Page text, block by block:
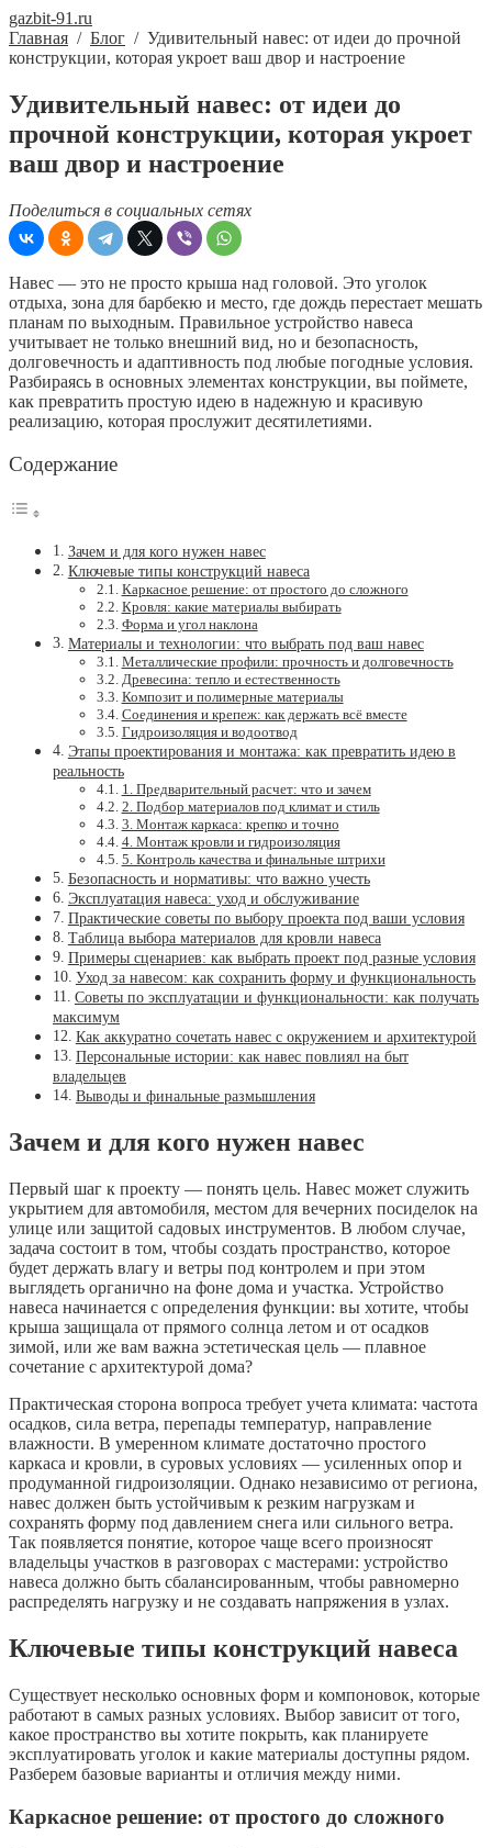
gazbit-91.ru
Главная / Блог / Удивительный навес: от идеи до прочной
конструкции, которая укроет ваш двор и настроение
Удивительный навес: от идеи до
прочной конструкции, которая укроет
ваш двор и настроение
Поделиться в социальных сетях
Навес — это не просто крыша над головой. Это уголок
отдыха, зона для барбекю и место, где дождь перестает мешать
планам по выходным. Правильное устройство навеса
учитывает не только внешний вид, но и безопасность,
долговечность и адаптивность под любые погодные условия.
Разбираясь в основных элементах конструкции, вы поймете,
как превратить простую идею в надежную и красивую
реализацию, которая прослужит десятилетиями.
Содержание
Зачем и для кого нужен навес
Ключевые типы конструкций навеса
Каркасное решение: от простого до сложного
Кровля: какие материалы выбирать
Форма и угол наклона
Материалы и технологии: что выбрать под ваш навес
Металлические профили: прочность и долговечность
Древесина: тепло и естественность
Композит и полимерные материалы
Соединения и крепеж: как держать всё вместе
Гидроизоляция и водоотвод
Этапы проектирования и монтажа: как превратить идею в
реальность
1. Предварительный расчет: что и зачем
2. Подбор материалов под климат и стиль
3. Монтаж каркаса: крепко и точно
4. Монтаж кровли и гидроизоляция
5. Контроль качества и финальные штрихи
Безопасность и нормативы: что важно учесть
Эксплуатация навеса: уход и обслуживание
Практические советы по выбору проекта под ваши условия
Таблица выбора материалов для кровли навеса
Примеры сценариев: как выбрать проект под разные условия
Уход за навесом: как сохранить форму и функциональность
Советы по эксплуатации и функциональности: как получать
максимум
Как аккуратно сочетать навес с окружением и архитектурой
Персональные истории: как навес повлиял на быт
владельцев
Выводы и финальные размышления
Зачем и для кого нужен навес
Первый шаг к проекту — понять цель. Навес может служить
укрытием для автомобиля, местом для вечерних посиделок на
улице или защитой садовых инструментов. В любом случае,
задача состоит в том, чтобы создать пространство, которое
будет держать влагу и ветры под контролем и при этом
выглядеть органично на фоне дома и участка. Устройство
навеса начинается с определения функции: вы хотите, чтобы
крыша защищала от прямого солнца летом и от осадков
зимой, или же вам важна эстетическая цель — плавное
сочетание с архитектурой дома?
Практическая сторона вопроса требует учета климата: частота
осадков, сила ветра, перепады температур, направление
влажности. В умеренном климате достаточно простого
каркаса и кровли, в суровых условиях — усиленных опор и
продуманной гидроизоляции. Однако независимо от региона,
навес должен быть устойчивым к резким нагрузкам и
сохранять форму под давлением снега или сильного ветра.
Так появляется понятие, которое чаще всего произносят
владельцы участков в разговорах с мастерами: устройство
навеса должно быть сбалансированным, чтобы равномерно
распределять нагрузку и не создавать напряжения в узлах.
Ключевые типы конструкций навеса
Существует несколько основных форм и компоновок, которые
работают в самых разных условиях. Выбор зависит от того,
какое пространство вы хотите покрыть, как планируете
эксплуатировать уголок и какие материалы доступны рядом.
Разберем базовые варианты и отличия между ними.
Каркасное решение: от простого до сложного